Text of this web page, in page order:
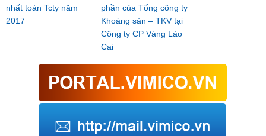
nhất toàn Tcty năm
2017
phần của Tổng công ty
Khoáng sản – TKV tại
Công ty CP Vàng Lào
Cai